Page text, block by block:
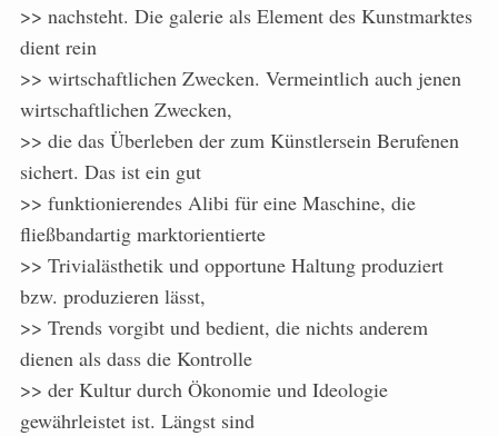
>> nachsteht. Die galerie als Element des Kunstmarktes
dient rein
>> wirtschaftlichen Zwecken. Vermeintlich auch jenen
wirtschaftlichen Zwecken,
>> die das Überleben der zum Künstlersein Berufenen
sichert. Das ist ein gut
>> funktionierendes Alibi für eine Maschine, die
fließbandartig marktorientierte
>> Trivialästhetik und opportune Haltung produziert
bzw. produzieren lässt,
>> Trends vorgibt und bedient, die nichts anderem
dienen als dass die Kontrolle
>> der Kultur durch Ökonomie und Ideologie
gewährleistet ist. Längst sind